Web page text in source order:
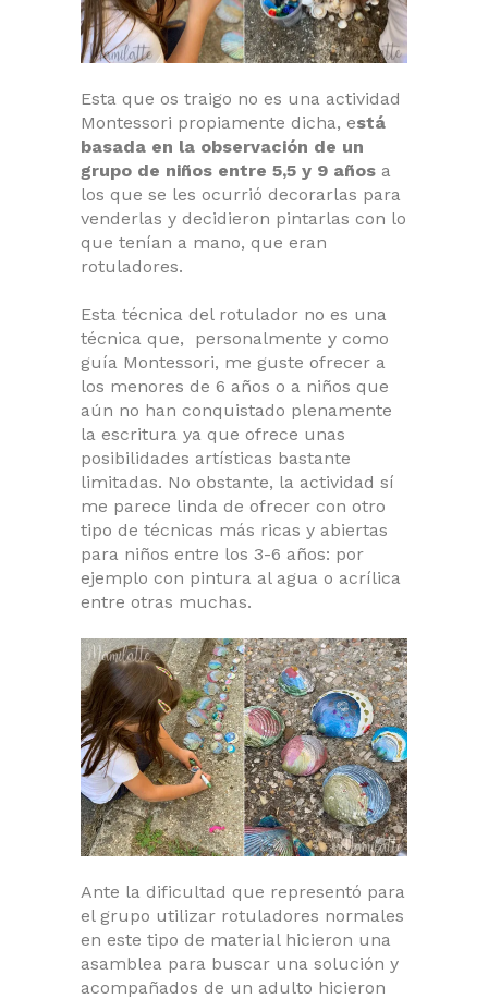
Esta que os traigo no es una actividad
Montessori propiamente dicha, está
basada en la observación de un
grupo de niños entre 5,5 y 9 años a
los que se les ocurrió decorarlas para
venderlas y decidieron pintarlas con lo
que tenían a mano, que eran
rotuladores.
Esta técnica del rotulador no es una
técnica que, personalmente y como
guía Montessori, me guste ofrecer a
los menores de 6 años o a niños que
aún no han conquistado plenamente
la escritura ya que ofrece unas
posibilidades artísticas bastante
limitadas. No obstante, la actividad sí
me parece linda de ofrecer con otro
tipo de técnicas más ricas y abiertas
para niños entre los 3-6 años: por
ejemplo con pintura al agua o acrílica
entre otras muchas.
Ante la dificultad que representó para
el grupo utilizar rotuladores normales
en este tipo de material hicieron una
asamblea para buscar una solución y
acompañados de un adulto hicieron